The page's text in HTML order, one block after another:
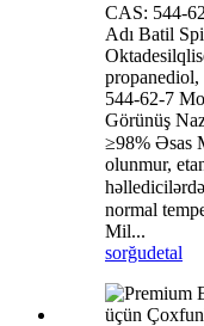
CAS: 544-
Adı Batil
544-62-7
Görünüş
≥98% Əsas
olunmur,
normal
Mil...
sorğudetal